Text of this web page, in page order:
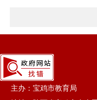
主办：宝鸡市教育局